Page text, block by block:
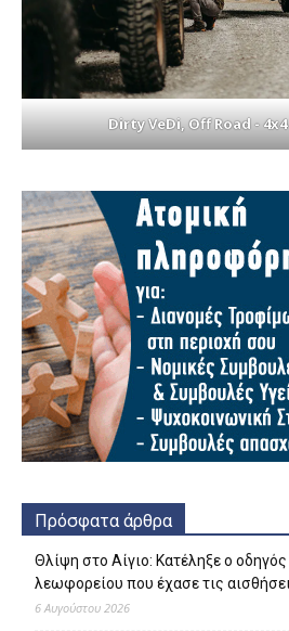
Dirty VeDi, Off Road -
Πρόσφατα άρθρα
Θλίψη στο Αίγιο: Κατέληξε ο
λεωφορείου που έχασε τις
6 Αυγούστου 2026